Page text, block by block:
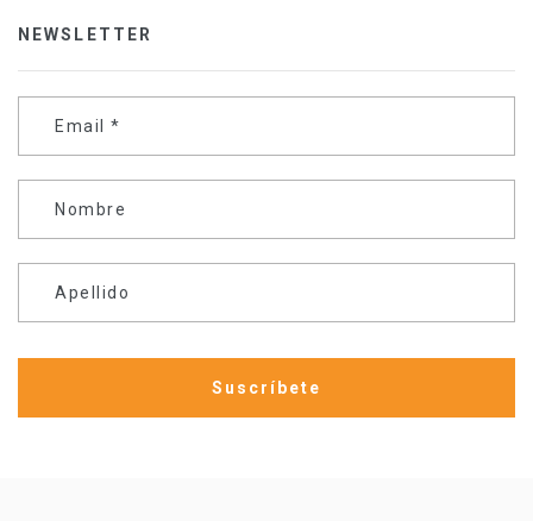
NEWSLETTER
Email *
Nombre
Apellido